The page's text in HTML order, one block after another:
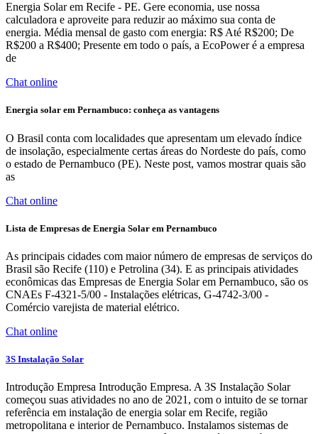
Energia Solar em Recife - PE. Gere economia, use nossa
calculadora e aproveite para reduzir ao máximo sua conta de
energia. Média mensal de gasto com energia: R$ Até R$200; De
R$200 a R$400; Presente em todo o país, a EcoPower é a empresa
de
Chat online
Energia solar em Pernambuco: conheça as vantagens
O Brasil conta com localidades que apresentam um elevado índice
de insolação, especialmente certas áreas do Nordeste do país, como
o estado de Pernambuco (PE). Neste post, vamos mostrar quais são
as
Chat online
Lista de Empresas de Energia Solar em Pernambuco
As principais cidades com maior número de empresas de serviços do
Brasil são Recife (110) e Petrolina (34). E as principais atividades
econômicas das Empresas de Energia Solar em Pernambuco, são os
CNAEs F-4321-5/00 - Instalações elétricas, G-4742-3/00 -
Comércio varejista de material elétrico.
Chat online
3S Instalação Solar
Introdução Empresa Introdução Empresa. A 3S Instalação Solar
começou suas atividades no ano de 2021, com o intuito de se tornar
referência em instalação de energia solar em Recife, região
metropolitana e interior de Pernambuco. Instalamos sistemas de